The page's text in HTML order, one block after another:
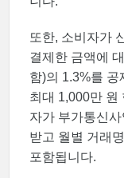
또한, 소비자가
결제한 금액에
함)의 1.3%를
최대 1,000만 원
자가 부가통신
받고 월별 거래
포함됩니다.